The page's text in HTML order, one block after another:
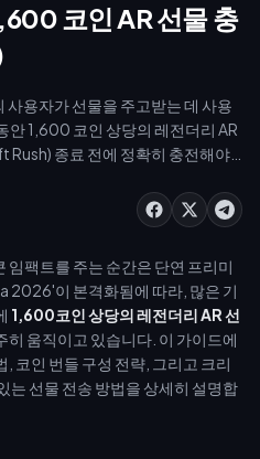
코인 AR 선물 충
사용자가 선물을 주고받는 데 사용
1,600 코인 상당의 레전더리 AR
Rush) 종료 전에 정확히 충전해야
맞춘다면 낭비 없이 1,600 코인을
니다.
팩트를 주는 순간은 단연 프리미
2026'이 본격화됨에 따라, 많은 기
1,600코인 상당의 레전더리 AR 선
히 움직이고 있습니다. 이 가이드에
코인 번들 구성 전략, 그리고 크리
는 선물 전송 방법을 상세히 설명합